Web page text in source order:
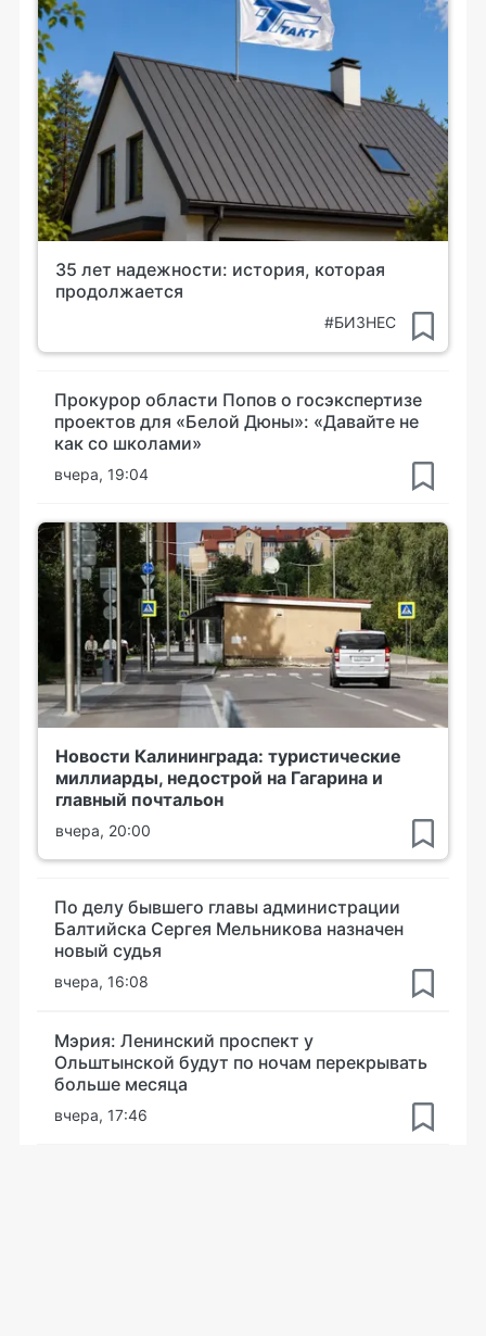
35 лет надежности: история, которая
продолжается
#БИЗНЕС
Прокурор области Попов о госэкспертизе
проектов для «Белой Дюны»: «Давайте не
как со школами»
вчера, 19:04
Новости Калининграда: туристические
миллиарды, недострой на Гагарина и
главный почтальон
вчера, 20:00
По делу бывшего главы администрации
Балтийска Сергея Мельникова назначен
новый судья
вчера, 16:08
Мэрия: Ленинский проспект у
Ольштынской будут по ночам перекрывать
больше месяца
вчера, 17:46